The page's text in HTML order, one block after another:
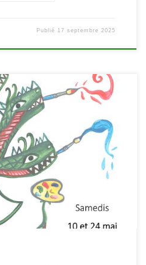
Publié 17 septembre 2025
de nous et attendent d’être
plaisirs de hasard de ces
textes et d’écouter ceux des
pourrait sembler au départ très
sa place dans un […]